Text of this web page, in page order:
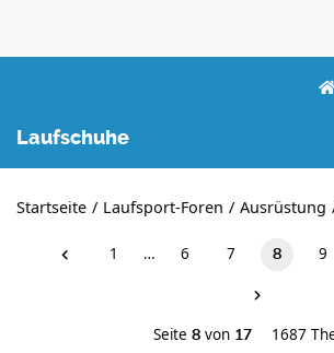
Laufschuhe
Startseite Laufsport-Foren Ausrüstung
1 … 6 7 8 9
Seite 8von 17 1687